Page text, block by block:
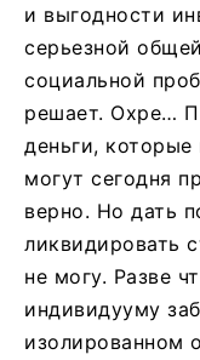
и выгодности
серьезной
социальной
решает. Охре…
деньги, которые
могут сегодня
верно. Но дать
ликвидировать
не могу. Разве
индивидууму
изолированном